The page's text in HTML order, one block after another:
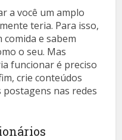
a você um amplo
teria. Para isso,
e sabem
o seu. Mas
funcionar é preciso
crie conteúdos
nas redes